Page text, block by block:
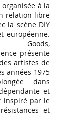
organisée à la
relation libre
la scène DIY
européenne.
présente
artistes de
années 1975
dans
et
inspiré par le
et